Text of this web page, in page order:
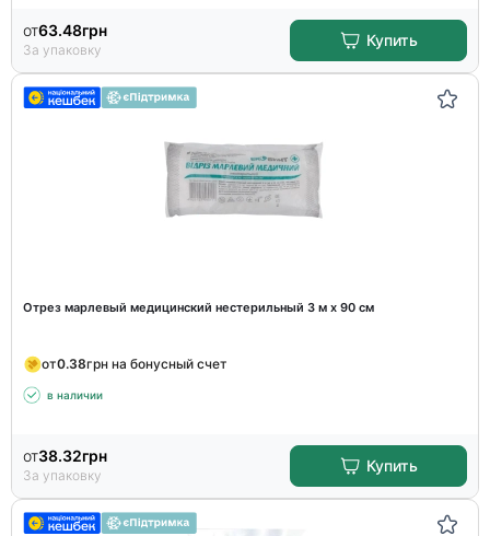
от63.48грн
За упаковку
Купить
Отрез марлевый медицинский нестерильный 3 м х 90 см
от0.38грн на бонусный счет
в наличии
от38.32грн
За упаковку
Купить